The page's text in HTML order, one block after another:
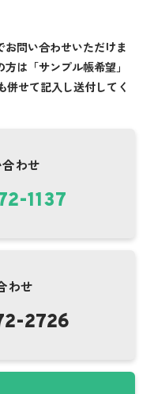
お問い合わせいただけま
は「サンプル帳希望」
併せて記入し送付してく
わせ
1137
わせ
2726